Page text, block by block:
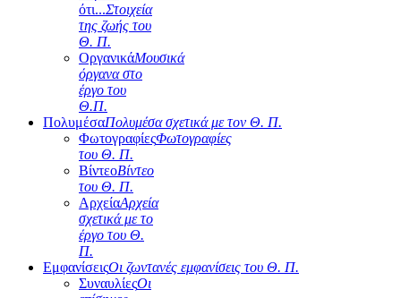
ότι...Στοιχεία
της ζωής του
Θ. Π.
ΟργανικάΜουσικά
όργανα στο
έργο του
Θ.Π.
ΠολυμέσαΠολυμέσα σχετικά με τον Θ. Π.
ΦωτογραφίεςΦωτογραφίες
του Θ. Π.
ΒίντεοΒίντεο
του Θ. Π.
ΑρχείαΑρχεία
σχετικά με το
έργο του Θ.
Π.
ΕμφανίσειςΟι ζωντανές εμφανίσεις του Θ. Π.
ΣυναυλίεςΟι